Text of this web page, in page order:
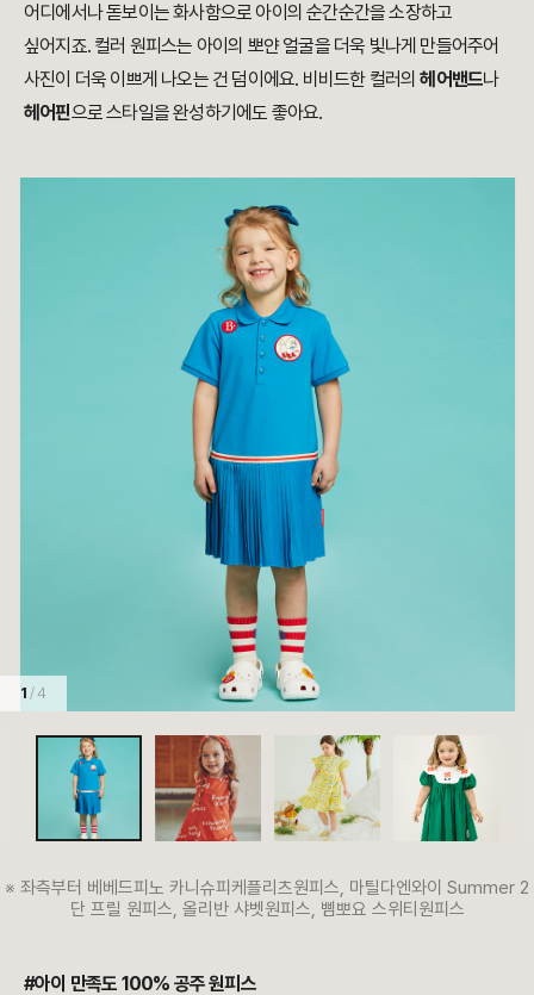
어디에서나 돋보이는 화사함으로 아이의 순간순간을 소장하고
싶어지죠. 컬러 원피스는 아이의 뽀얀 얼굴을 더욱 빛나게 만들어주어
사진이 더욱 이쁘게 나오는 건 덤이에요. 비비드한 컬러의헤어밴드나
헤어핀으로 스타일을 완성하기에도 좋아요.
1 / 4
※ 좌측부터 베베드피노 카니슈피케플리츠원피스, 마틸다엔와이 Summer 2
단 프릴 원피스, 올리반 샤벳원피스, 삠뽀요 스위티원피스
#아이 만족도 100% 공주 원피스